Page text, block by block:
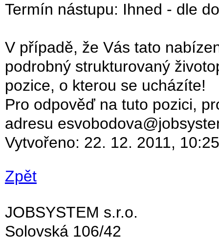
Termín nástupu: Ihned - dle
V případě, že Vás tato
podrobný strukturovaný
pozice, o kterou se ucházíte!
Pro odpověď na tuto pozici,
adresu
Vytvořeno: 22. 12. 2011, 10:25
Zpět
JOBSYSTEM s.r.o.
Solovská 106/42